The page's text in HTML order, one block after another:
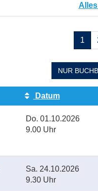
Seiten
1
NUR
Datum
Do. 01.10.2026
9.00 Uhr
Sa. 24.10.2026
9.30 Uhr